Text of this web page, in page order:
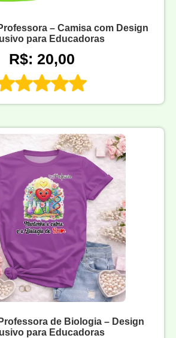
– Camisa com Design
para Educadoras
R$: 20,00
de Biologia – Design
para Educadoras